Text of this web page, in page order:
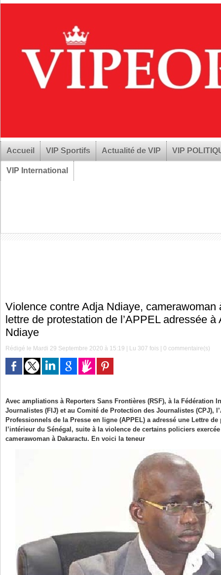
Accueil VIP Sportifs Actualité de VIP VIP
VIP International
Violence contre Adja Ndiaye, camerawoman
lettre de protestation de l’APPEL adressée à
Ndiaye
Rédigé le Mardi 29 Septembre 2020 à 15:19 | Lu 307 fois |0 commentaire(s)
Avec ampliations à Reporters Sans Frontières (RSF), à la Fédération
Journalistes (FIJ) et au Comité de Protection des Journalistes (CPJ),
Professionnels de la Presse en ligne (APPEL) a adressé une Lettre
l’intérieur du Sénégal, suite à la violence de certains policiers
camerawoman à Dakaractu. En voici la teneur